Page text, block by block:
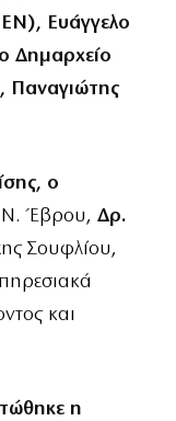
Ευάγγελο
Δημαρχείο
Παναγιώτης
ο
Ν. Έβρου, Δρ.
Σουφλίου,
και
η